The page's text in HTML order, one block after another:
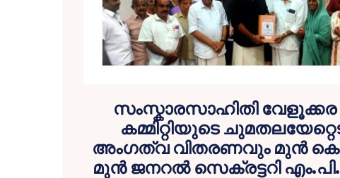
സംസ്കാരസാഹിതി
കമ്മിറ്റിയുടെ
അംഗത്വ വിതരണവും മുൻ
മുൻ ജനറൽ സെക്രട്ടറി